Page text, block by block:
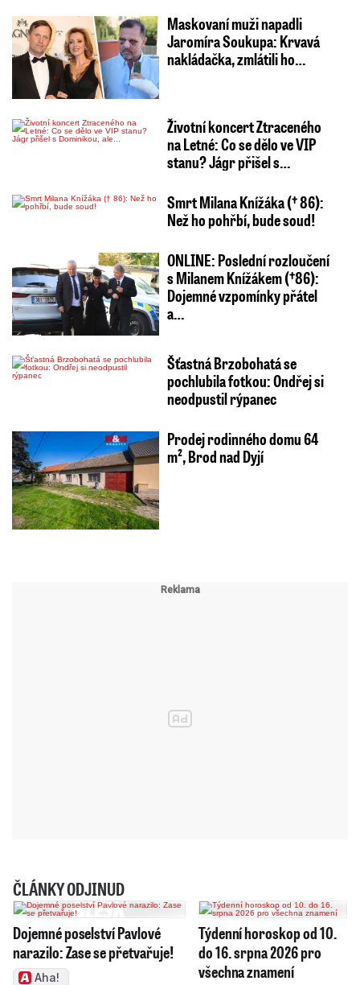
Maskovaní muži napadli
Jaromíra Soukupa: Krvavá
nakládačka, zmlátili ho…
Životní koncert Ztraceného
na Letné: Co se dělo ve VIP
stanu? Jágr přišel s…
Smrt Milana Knížáka († 86):
Než ho pohřbí, bude soud!
ONLINE: Poslední rozloučení
s Milanem Knížákem (†86):
Dojemné vzpomínky přátel
a…
Šťastná Brzobohatá se
pochlubila fotkou: Ondřej si
neodpustil rýpanec
Prodej rodinného domu 64
m², Brod nad Dyjí
ČLÁNKY ODJINUD
Dojemné poselství Pavlové
narazilo: Zase se přetvařuje!
Aha!
Týdenní horoskop od 10.
do 16. srpna 2026 pro
všechna znamení